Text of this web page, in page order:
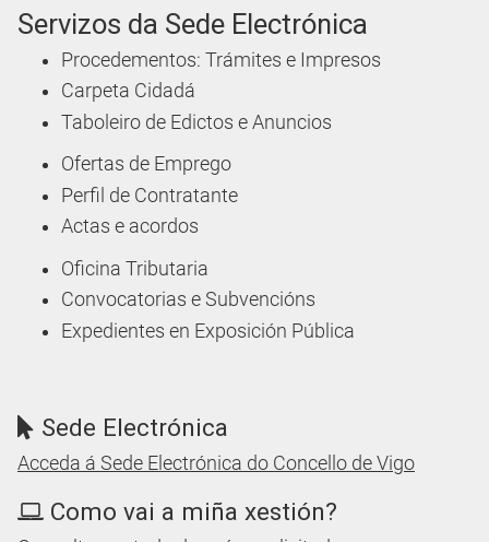
Servizos da Sede Electrónica
Procedementos: Trámites e Impresos
Carpeta Cidadá
Taboleiro de Edictos e Anuncios
Ofertas de Emprego
Perfil de Contratante
Actas e acordos
Oficina Tributaria
Convocatorias e Subvencións
Expedientes en Exposición Pública
Sede Electrónica
Acceda á Sede Electrónica do Concello de Vigo
Como vai a miña xestión?